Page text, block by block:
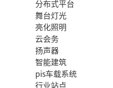
分布式平台
舞台灯光
亮化照明
云会务
扬声器
智能建筑
pis车载系统
行业站点